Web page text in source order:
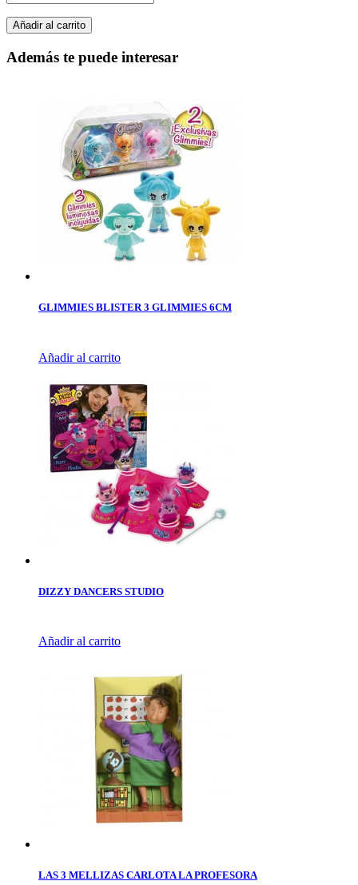
Añadir al carrito
Además te puede interesar
GLIMMIES BLISTER 3 GLIMMIES 6CM
Añadir al carrito
DIZZY DANCERS STUDIO
Añadir al carrito
LAS 3 MELLIZAS CARLOTA LA PROFESORA